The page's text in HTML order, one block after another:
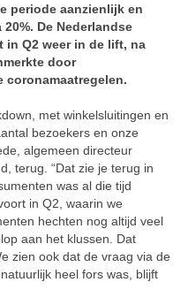
periode aanzienlijk en
De Nederlandse
in Q2 weer in de lift, na
door
met winkelsluitingen en
bezoekers en onze
algemeen directeur
terug. “Dat zie je terug in
was al die tijd
in Q2, waarin we
hechten nog altijd veel
aan het klussen. Dat
zien ook dat de vraag via de
heel fors was, blijft